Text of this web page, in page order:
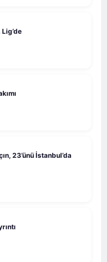
Lig’de
23’ünü İstanbul’da